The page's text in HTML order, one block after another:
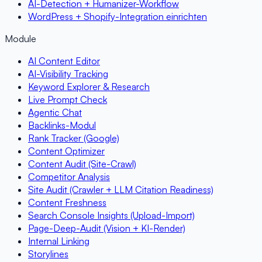
AI-Detection + Humanizer-Workflow
WordPress + Shopify-Integration einrichten
Module
AI Content Editor
AI-Visibility Tracking
Keyword Explorer & Research
Live Prompt Check
Agentic Chat
Backlinks-Modul
Rank Tracker (Google)
Content Optimizer
Content Audit (Site-Crawl)
Competitor Analysis
Site Audit (Crawler + LLM Citation Readiness)
Content Freshness
Search Console Insights (Upload-Import)
Page-Deep-Audit (Vision + KI-Render)
Internal Linking
Storylines